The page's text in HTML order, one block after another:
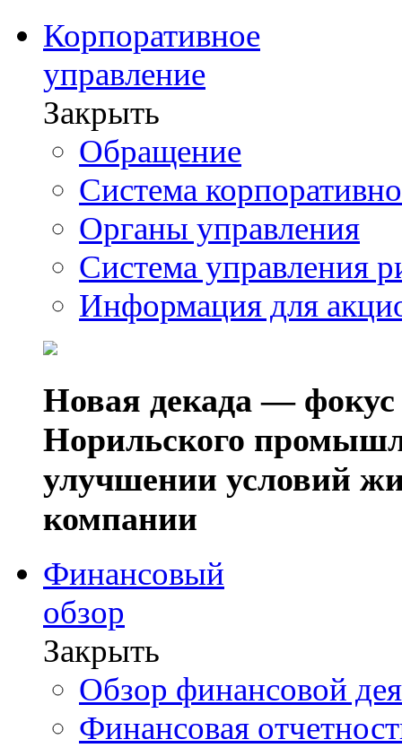
Корпоративное
управление
Закрыть
Обращение
Система
Органы управления
Система управления
Информация для
Новая декада — фокус
Норильского
улучшении условий
компании
Финансовый
обзор
Закрыть
Обзор финансовой
Финансовая